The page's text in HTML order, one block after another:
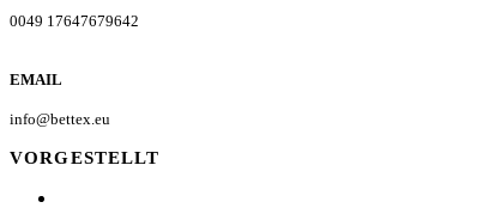
0049 17647679642
EMAIL
info@bettex.eu
VORGESTELLT